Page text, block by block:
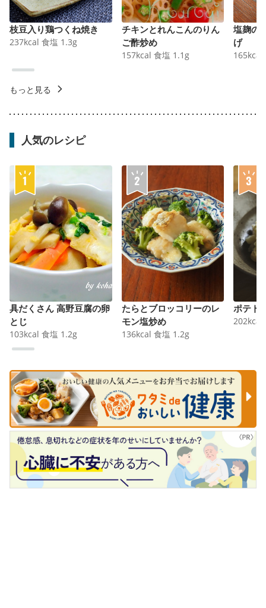
枝豆入り鶏つくね焼き
237kcal 食塩 1.3g
チキンとれんこんのりん
ご酢炒め
157kcal 食塩 1.1 g
塩麹の
げ
165kcal
もっと見る
人気のレシピ
具だくさん 高野豆腐の卵
とじ
103kcal 食塩 1.2g
たらとブロッコリーのレ
モン塩炒め
136kcal 食塩 1.2g
ポテト
202kcal